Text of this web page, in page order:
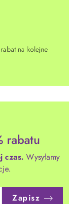
na kolejne
rabatu
czas. Wysyłamy
Zapisz